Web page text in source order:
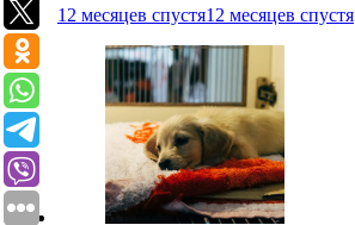
12 месяцев спустя12 месяцев спустя